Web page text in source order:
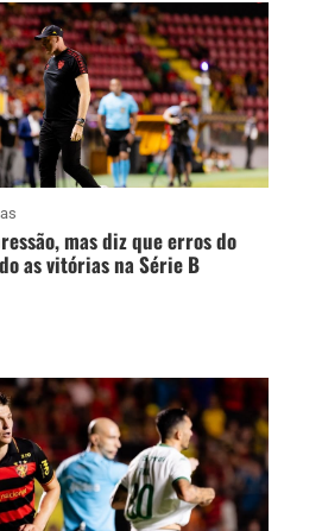
mas diz que erros do
as vitórias na Série B